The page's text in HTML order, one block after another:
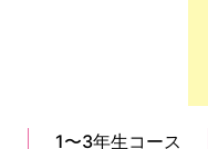
1〜3年生コース